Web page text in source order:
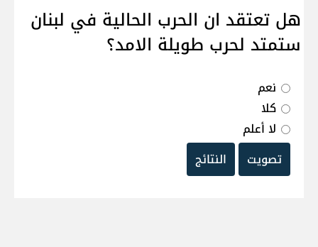
هل تعتقد ان الحرب الحالية في لبنان
ستمتد لحرب طويلة الامد؟
نعم
كلا
لا أعلم
تصويت
النتائج